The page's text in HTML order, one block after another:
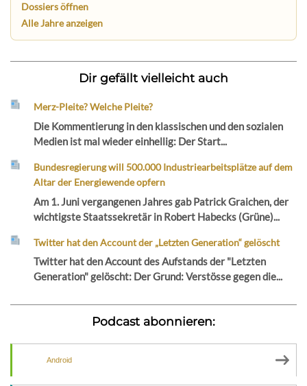
Dossiers öffnen
Alle Jahre anzeigen
Dir gefällt vielleicht auch
Merz-Pleite? Welche Pleite?
Die Kommentierung in den klassischen und den sozialen
Medien ist mal wieder einhellig: Der Start...
Bundesregierung will 500.000 Industriearbeitsplätze auf dem
Altar der Energiewende opfern
Am 1. Juni vergangenen Jahres gab Patrick Graichen, der
wichtigste Staatssekretär in Robert Habecks (Grüne)...
Twitter hat den Account der „Letzten Generation“ gelöscht
Twitter hat den Account des Aufstands der "Letzten
Generation" gelöscht: Der Grund: Verstösse gegen die...
Podcast abonnieren:
Android